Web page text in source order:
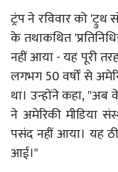
ट्रंप ने रविवार को
के तथाकथित
नहीं आया - यह पूरी
लगभग 50 वर्षों से
था। उन्होंने कहा, ''अब
ने अमेरिकी मीडिया
पसंद नहीं आया। यह
आई।"